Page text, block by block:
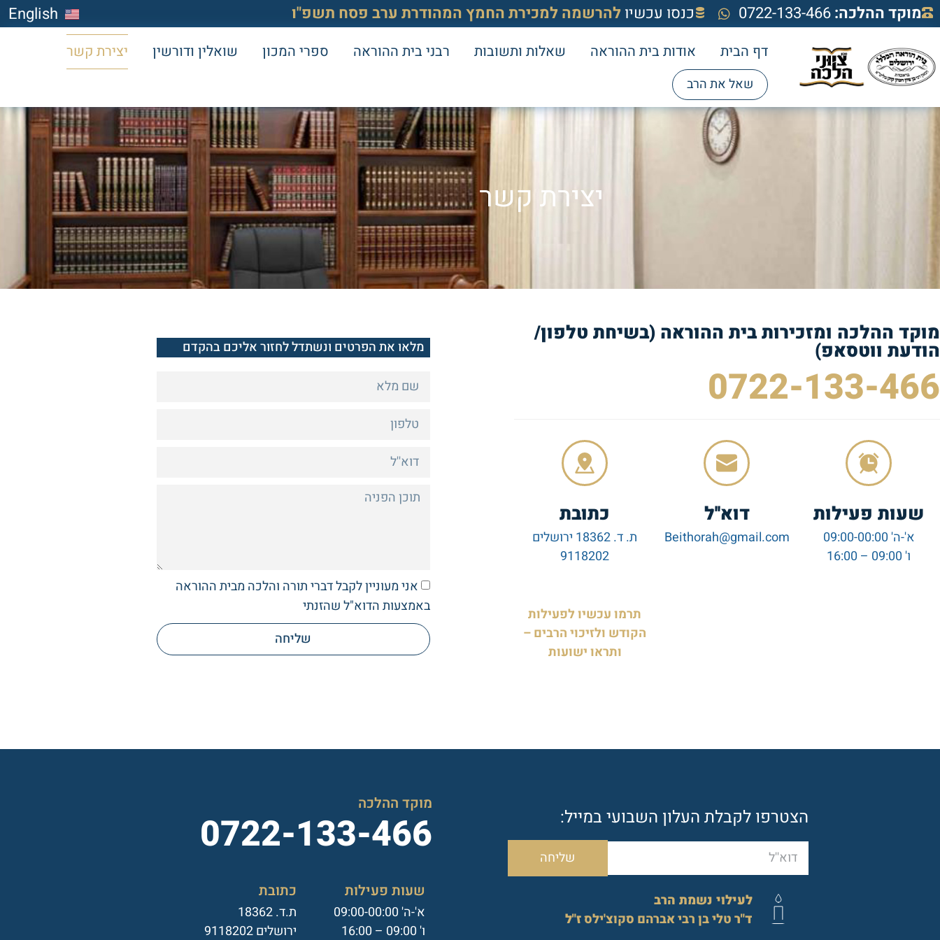
מוקד ההלכה: כנסו עכשיולהרשמה למכירת החמץ המהודרת ערב פסח תשפ"ו English
דף הבית אודות בית ההוראה שאלות ותשובות רבני בית ההוראה ספרי המכון שואלין ודורשין יצירת קשר
שאל את הרב
יצירת קשר
מוקד ההלכה ומזכירות בית ההוראה (בשיחת טלפון/
הודעת ווטסאפ)
0722-133-466
שעות פעילות
א'-ה' 09:00-00:00
ו' 09:00 – 16:00
דוא''ל
Beithorah@gmail.com
כתובת
ת. ד. 18362 ירושלים
9118202
תרמו עכשיו לפעילות
הקודש ולזיכוי הרבים –
ותראו ישועות
מלאו את הפרטים ונשתדל לחזור אליכם בהקדם
אני מעוניין לקבל דברי תורה והלכה מבית ההוראה
באמצעות הדוא"ל שהזנתי
שליחה
הצטרפו לקבלת העלון השבועי במייל:
שליחה
לעילוי נשמת הרב
ד"רטלי בן רבי אברהם סקוצ'ילסז"ל
מוקד ההלכה
0722-133-466
שעות פעילות
א'-ה' 09:00-00:00
ו' 09:00 – 16:00
כתובת
ת.ד. 18362
ירושלים 9118202